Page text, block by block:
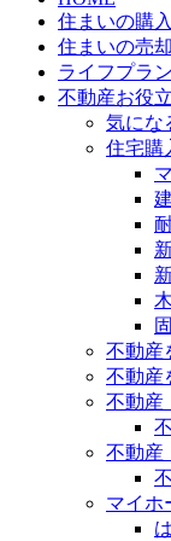
住まいの購入
住まいの売却
ライフプラ
不動産お役
気にな
住宅購
不動産
不動産
不動産
不動産
マイホ